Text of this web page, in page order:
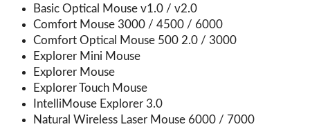
Basic Optical Mouse v1.0 / v2.0
Comfort Mouse 3000 / 4500 / 6000
Comfort Optical Mouse 500 2.0 / 3000
Explorer Mini Mouse
Explorer Mouse
Explorer Touch Mouse
IntelliMouse Explorer 3.0
Natural Wireless Laser Mouse 6000 / 7000